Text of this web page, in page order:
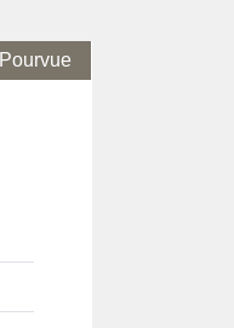
Pourvue